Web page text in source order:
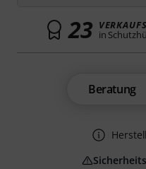
23 in
Beratung